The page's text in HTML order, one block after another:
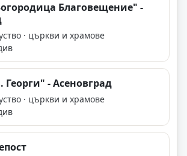
Благовещение" -
· църкви и храмове
Георги" - Асеновград
· църкви и храмове